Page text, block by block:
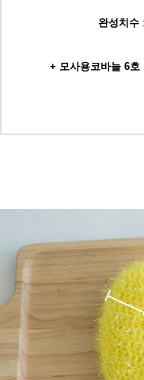
완성치수
+ 모사용코바늘 6호